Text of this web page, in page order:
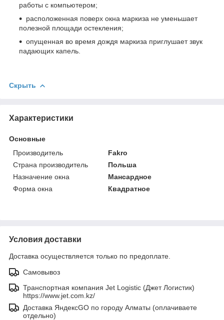
работы с компьютером;
расположенная поверх окна маркиза не уменьшает
полезной площади остекления;
опущенная во время дождя маркиза приглушает звук
падающих капель.
Скрыть
Характеристики
Основные
Производитель
Fakro
Страна производитель
Польша
Назначение окна
Мансардное
Форма окна
Квадратное
Условия доставки
Доставка осуществляется только по предоплате.
Самовывоз
Транспортная компания Jet Logistic (Джет Логистик)
https://www.jet.com.kz/
Доставка ЯндексGO по городу Алматы (оплачиваете
отдельно)